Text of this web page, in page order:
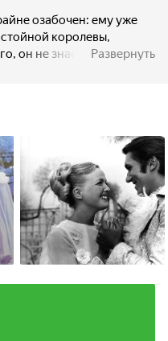
озабочен: ему уже
королевы,
он не знает,
Развернуть